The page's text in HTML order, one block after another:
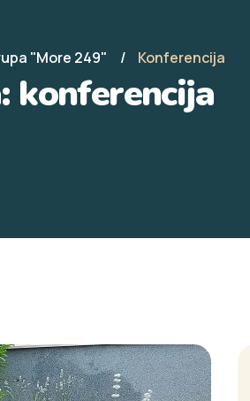
"More 249" Konferencija
konferencija